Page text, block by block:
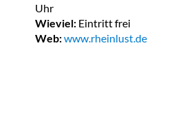
Uhr
Wieviel: Eintritt frei
Web:www.rheinlust.de